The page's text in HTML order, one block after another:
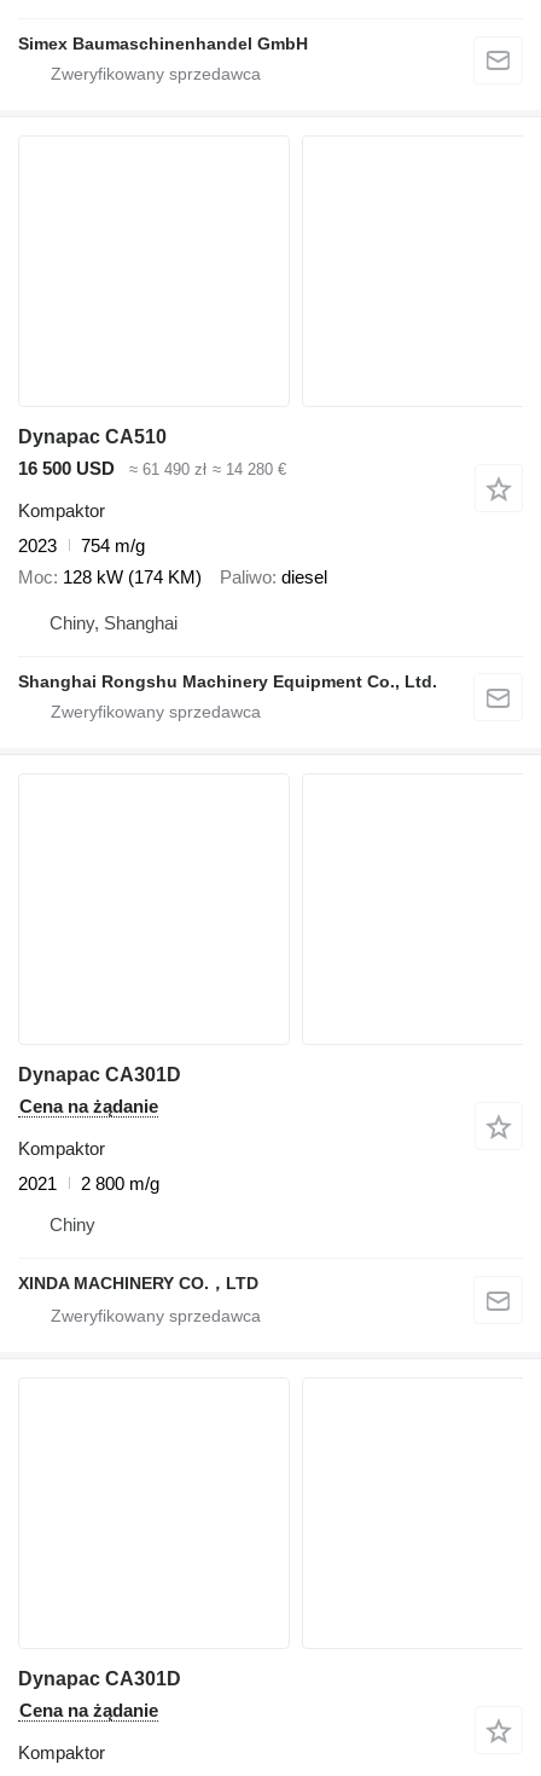
Simex Baumaschinenhandel GmbH
Dynapac CA510
16 500 USD
≈ 61 490 zł ≈ 14 280 €
Kompaktor
2023
754 m/g
Moc 128 kW (174 KM) Paliwo diesel
Chiny, Shanghai
Shanghai Rongshu Machinery Equipment Co., Ltd.
Dynapac CA301D
Cena na żądanie
Kompaktor
2021
2 800 m/g
Chiny
XINDA MACHINERY CO.，LTD
Dynapac CA301D
Cena na żądanie
Kompaktor